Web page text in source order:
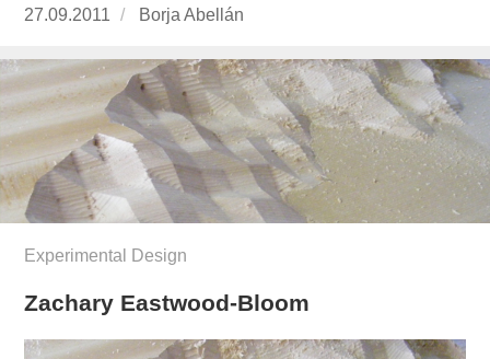
Publicado
27.09.2011 https://www.experimenta.es/author/
Borja Abellán
Experimental Design
Zachary Eastwood-Bloom